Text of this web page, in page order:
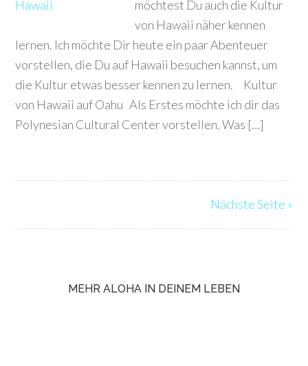
möchtest Du auch die Kultur
von Hawaii näher kennen
lernen. Ich möchte Dir heute ein paar Abenteuer
vorstellen, die Du auf Hawaii besuchen kannst, um
die Kultur etwas besser kennen zu lernen. Kultur
von Hawaii auf Oahu Als Erstes möchte ich dir das
Polynesian Cultural Center vorstellen. Was […]
Nächste Seite »
MEHR ALOHA IN DEINEM LEBEN